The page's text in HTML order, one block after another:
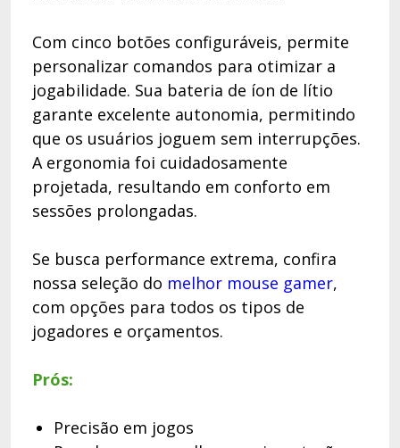
Com cinco botões configuráveis, permite
personalizar comandos para otimizar a
jogabilidade. Sua bateria de íon de lítio
garante excelente autonomia, permitindo
que os usuários joguem sem interrupções.
A ergonomia foi cuidadosamente
projetada, resultando em conforto em
sessões prolongadas.
Se busca performance extrema, confira
nossa seleção do melhor mouse gamer,
com opções para todos os tipos de
jogadores e orçamentos.
Prós:
Precisão em jogos